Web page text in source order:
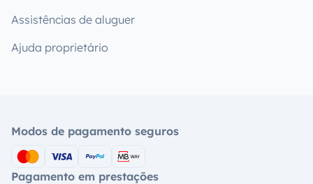
Assistências de aluguer
Ajuda proprietário
Modos de pagamento seguros
Pagamento em prestações